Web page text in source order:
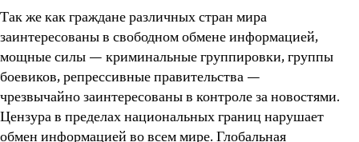
Так же как граждане различных стран мира
заинтересованы в свободном обмене информацией,
мощные силы — криминальные группировки, группы
боевиков, репрессивные правительства —
чрезвычайно заинтересованы в контроле за новостями.
Цензура в пределах национальных границ нарушает